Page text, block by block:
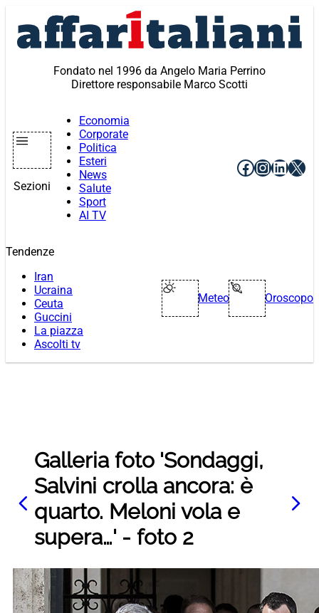
contenuto
Fondato nel 1996 da Angelo Maria Perrino
Direttore responsabile Marco Scotti
Sezioni
Economia
Corporate
Politica
Esteri
News
Salute
Sport
AI TV
Facebook
X
Tendenze
Iran
Ucraina
Ceuta
Guccini
La piazza
Ascolti tv
Meteo Oroscopo
Galleria foto 'Sondaggi,
Salvini crolla ancora: è
quarto. Meloni vola e
supera…' - foto 2